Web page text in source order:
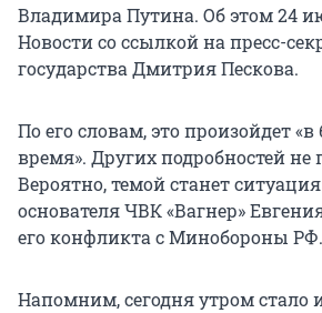
Владимира Путина. Об этом 24
Новости со ссылкой на пресс-
государства Дмитрия Пескова.
По его словам, это произойдет
время». Других подробностей не
Вероятно, темой станет
основателя ЧВК «Вагнер»
его конфликта с Минобороны РФ.
Напомним, сегодня утром стало